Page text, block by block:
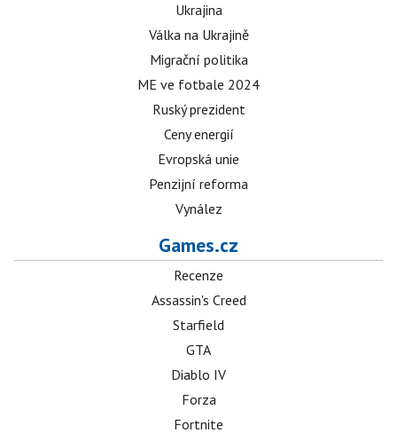
Ukrajina
Válka na Ukrajině
Migrační politika
ME ve fotbale 2024
Ruský prezident
Ceny energií
Evropská unie
Penzijní reforma
Vynález
Games.cz
Recenze
Assassin's Creed
Starfield
GTA
Diablo IV
Forza
Fortnite